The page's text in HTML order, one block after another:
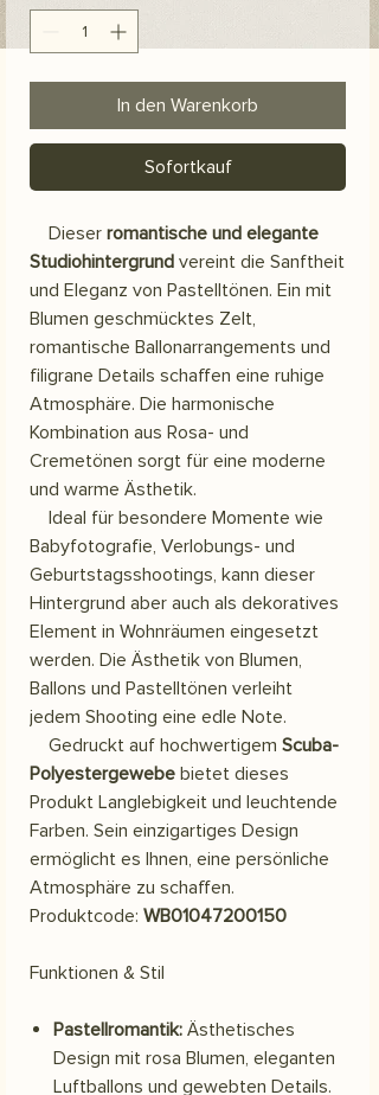
In den Warenkorb
Sofortkauf
Dieser romantische und elegante
Studiohintergrund vereint die Sanftheit
und Eleganz von Pastelltönen. Ein mit
Blumen geschmücktes Zelt,
romantische Ballonarrangements und
filigrane Details schaffen eine ruhige
Atmosphäre. Die harmonische
Kombination aus Rosa- und
Cremetönen sorgt für eine moderne
und warme Ästhetik.
Ideal für besondere Momente wie
Babyfotografie, Verlobungs- und
Geburtstagsshootings, kann dieser
Hintergrund aber auch als dekoratives
Element in Wohnräumen eingesetzt
werden. Die Ästhetik von Blumen,
Ballons und Pastelltönen verleiht
jedem Shooting eine edle Note.
Gedruckt auf hochwertigem Scuba-
Polyestergewebe bietet dieses
Produkt Langlebigkeit und leuchtende
Farben. Sein einzigartiges Design
ermöglicht es Ihnen, eine persönliche
Atmosphäre zu schaffen.
Produktcode: WB01047200150
Funktionen & Stil
Pastellromantik: Ästhetisches
Design mit rosa Blumen, eleganten
Luftballons und gewebten Details.